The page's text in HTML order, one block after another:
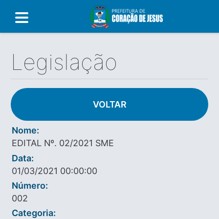
Legislação
VOLTAR
Nome:
EDITAL Nº. 02/2021 SME
Data:
01/03/2021 00:00:00
Número:
002
Categoria: